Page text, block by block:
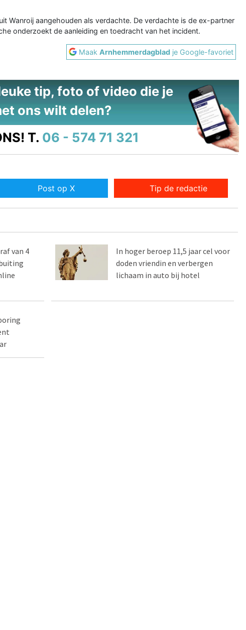
Wanroij aangehouden als verdachte. De verdachte is de ex-partner
onderzoekt de aanleiding en toedracht van het incident.
MaakArnhemmerdagblad je Google-favoriet
tip, foto of video die je
ons wilt delen?
T. 06 - 574 71 321
Post op X Tip de redactie
van 4
In hoger beroep 11,5 jaar cel voor
doden vriendin en verbergen
lichaam in auto bij hotel